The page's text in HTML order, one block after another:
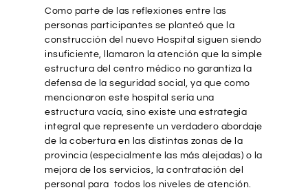
Como parte de las reflexiones entre las
personas participantes se planteó que la
construcción del nuevo Hospital siguen siendo
insuficiente, llamaron la atención que la simple
estructura del centro médico no garantiza la
defensa de la seguridad social, ya que como
mencionaron este hospital sería una
estructura vacía, sino existe una estrategia
integral que represente un verdadero abordaje
de la cobertura en las distintas zonas de la
provincia (especialmente las más alejadas) o la
mejora de los servicios, la contratación del
personal para todos los niveles de atención.